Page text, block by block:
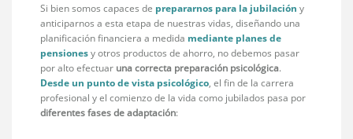
Si bien somos capaces de prepararnos para la jubilación y
anticiparnos a esta etapa de nuestras vidas, diseñando una
planificación financiera a medida mediante planes de
pensionesy otros productos de ahorro, no debemos pasar
por alto efectuar una correcta preparación psicológica.
Desde un punto de vista psicológico, el fin de la carrera
profesional y el comienzo de la vida como jubilados pasa por
diferentes fases de adaptación: